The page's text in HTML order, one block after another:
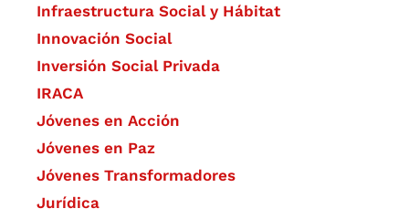
Infraestructura Social y Hábitat
​Innovación Social
Inversión Social Privada
IRACA
Jóvenes en Acción
Jóvenes en Paz
Jóvenes Transformadores
Jurídica